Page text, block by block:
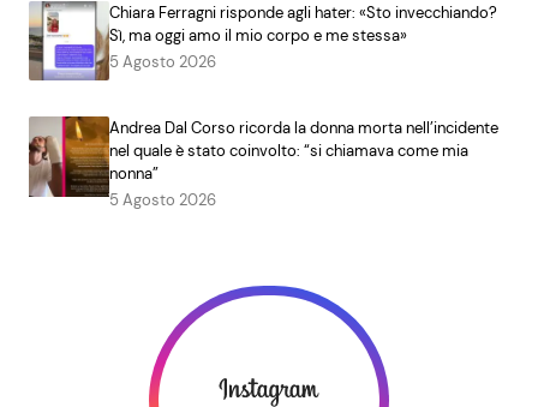
Chiara Ferragni risponde agli hater: «Sto invecchiando?
Sì, ma oggi amo il mio corpo e me stessa»
5 Agosto 2026
Andrea Dal Corso ricorda la donna morta nell’incidente
nel quale è stato coinvolto: “si chiamava come mia
nonna”
5 Agosto 2026